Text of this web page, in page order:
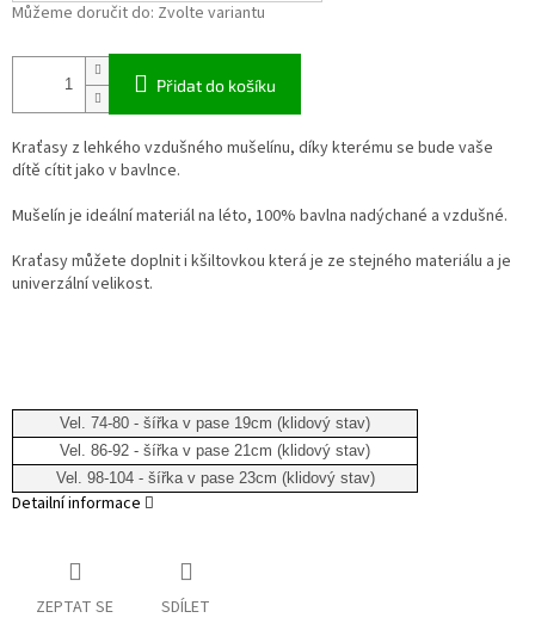
Můžeme doručit do: Zvolte variantu
Přidat do košíku
Kraťasy z lehkého vzdušného mušelínu, díky kterému se bude vaše
dítě cítit jako v bavlnce.
Mušelín je ideální materiál na léto, 100% bavlna nadýchané a vzdušné.
Kraťasy můžete doplnit i kšiltovkou která je ze stejného materiálu a je
univerzální velikost.
Vel. 74-80 - šířka v pase 19cm (klidový stav)
Vel. 86-92 - šířka v pase 21cm (klidový stav)
Vel. 98-104 - šířka v pase 23cm (klidový stav)
Detailní informace
ZEPTAT SE SDÍLET